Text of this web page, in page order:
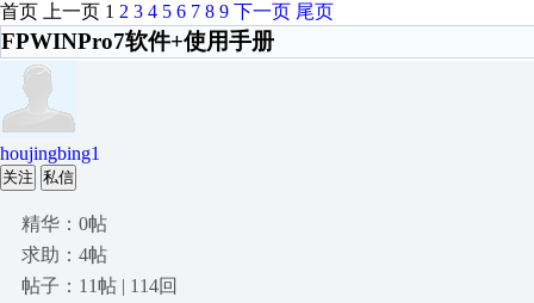
首页 上一页 1 2 3 4 5 6 7 8 9 下一页 尾页
FPWINPro7软件+使用手册
houjingbing1
关注 私信
精华：0帖
求助：4帖
帖子：11帖 | 114回